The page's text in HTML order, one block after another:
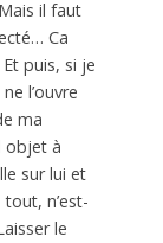
il faut
Ca
puis, si je
l’ouvre
ma
objet à
sur lui et
n’est-
le